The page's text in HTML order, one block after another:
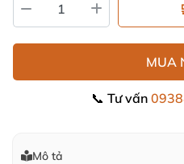
MUA
📞 Tư vấn
Mô tả